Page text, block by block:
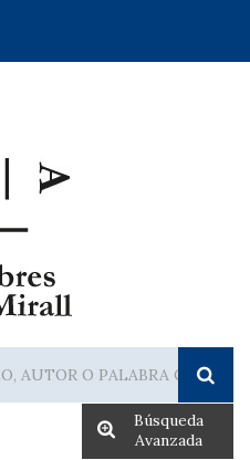
Búsqueda
Avanzada